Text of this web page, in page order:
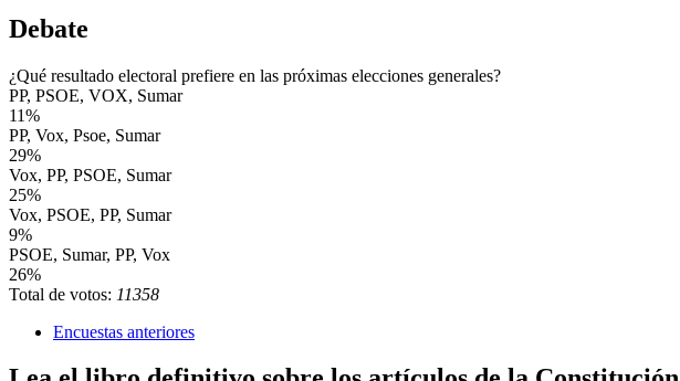
Debate
¿Qué resultado electoral prefiere en las próximas elecciones generales?
PP, PSOE, VOX, Sumar
11%
PP, Vox, Psoe, Sumar
29%
Vox, PP, PSOE, Sumar
25%
Vox, PSOE, PP, Sumar
9%
PSOE, Sumar, PP, Vox
26%
Total de votos: 11358
Encuestas anteriores